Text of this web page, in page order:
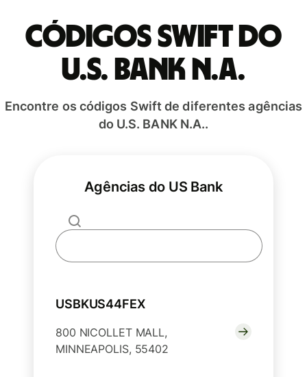
Códigos Swift do
U.S. BANK N.A.
Encontre os códigos Swift de diferentes agências
do U.S. BANK N.A..
Agências do US Bank
USBKUS44FEX
800 NICOLLET MALL,
MINNEAPOLIS, 55402